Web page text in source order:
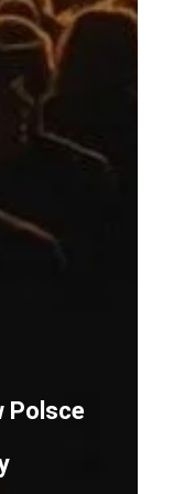
Polsce